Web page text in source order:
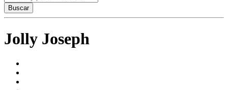
Jolly Joseph